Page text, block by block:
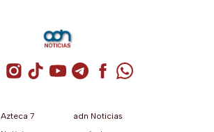
Cuenta de X / Twitter (se abre en una
Cuenta de Instagram (se abre en una
Cuenta de TikTok (se abre en
Cuenta de YouTube (se abre
Cuenta de Telegram (se
Cuenta de
Cuenta de
Azteca 7
adn Noticias